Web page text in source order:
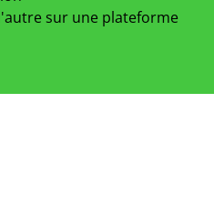
sur une plateforme